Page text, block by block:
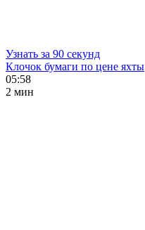
Узнать за 90 секунд
Клочок бумаги по цене яхты
05:58
2 мин